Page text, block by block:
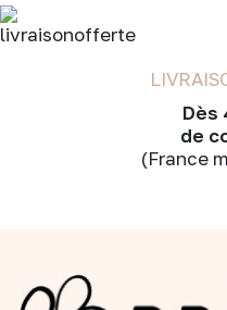
Dès
de
(France